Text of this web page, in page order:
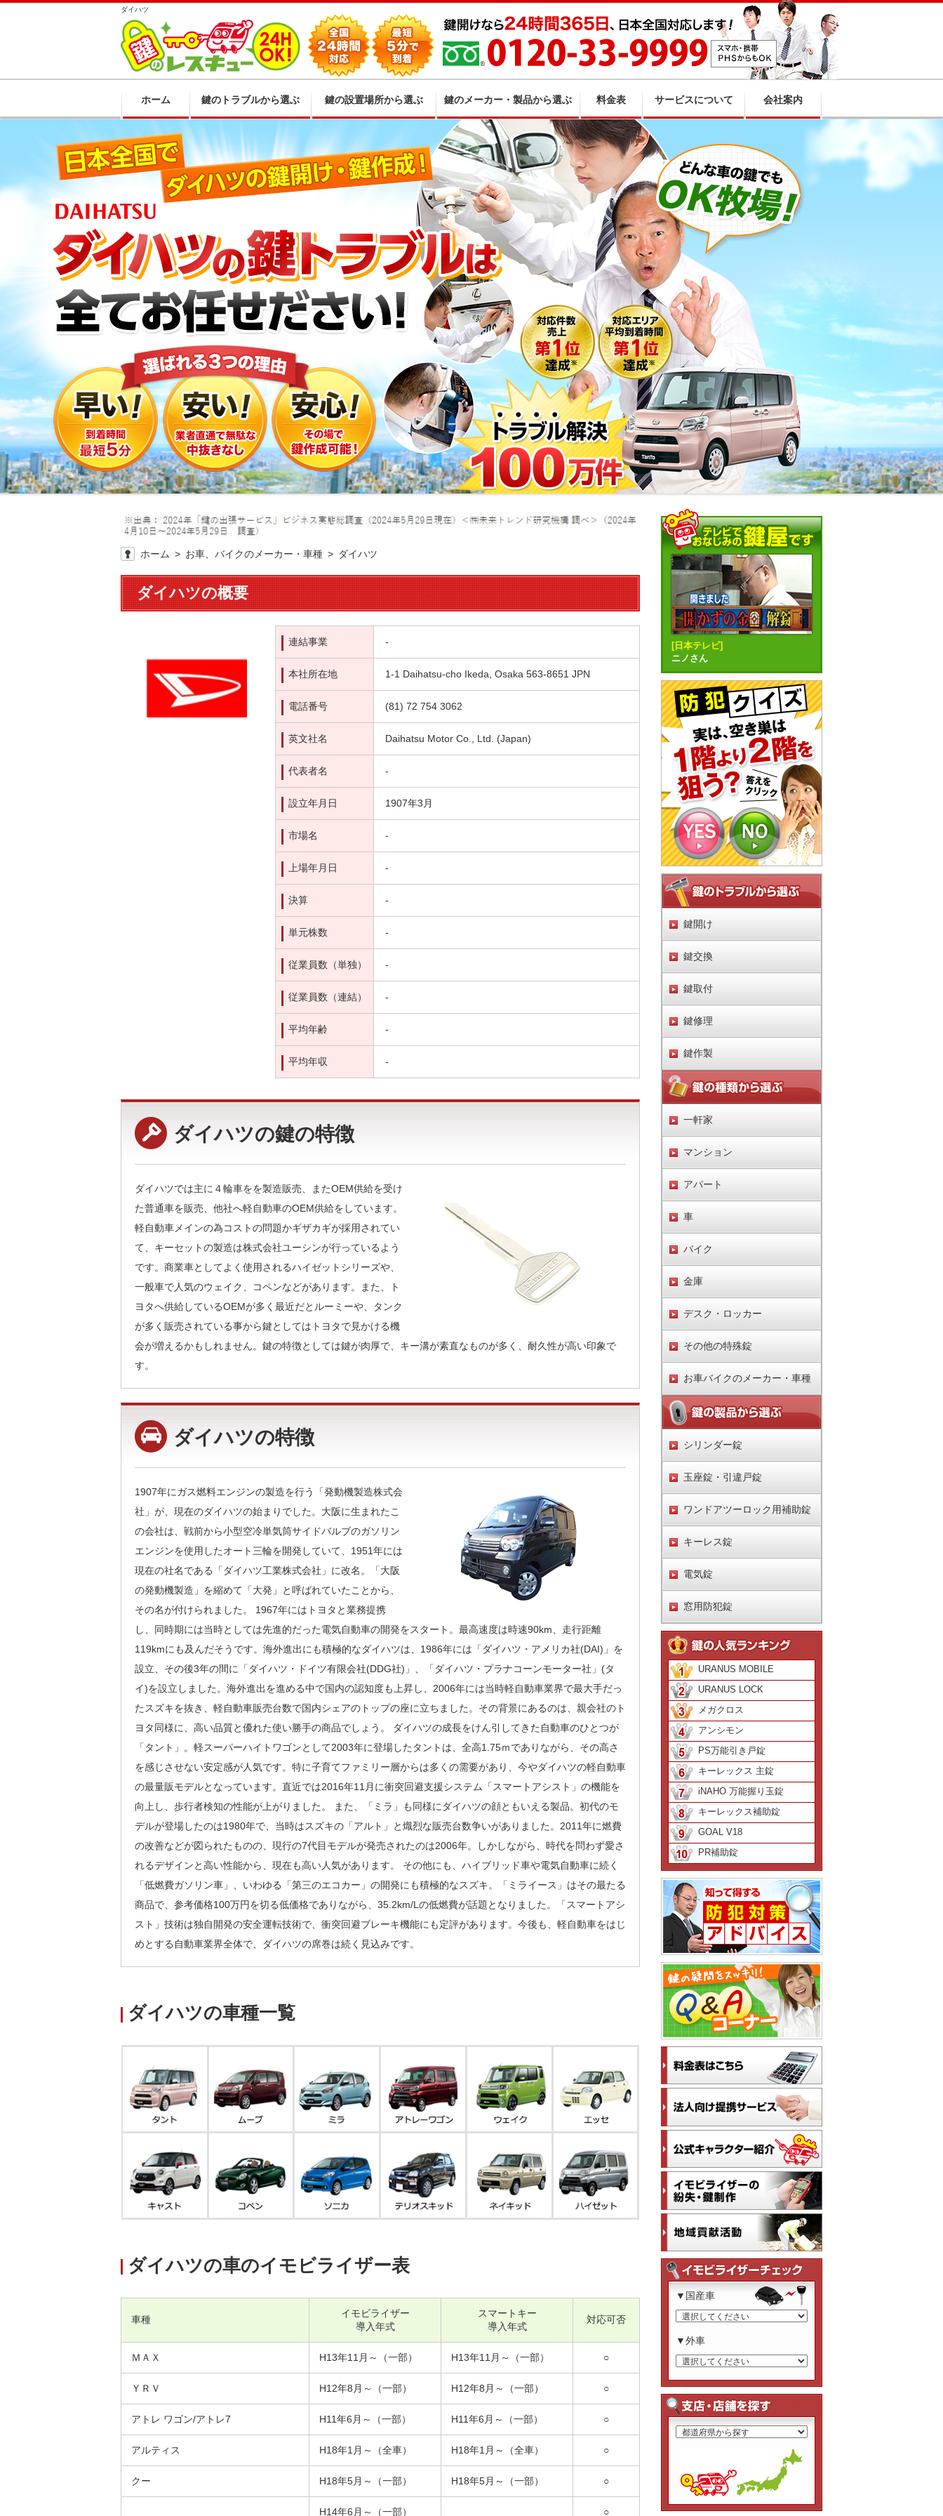
ダイハツ
ホーム 鍵のトラブルから選ぶ 鍵の設置場所から選ぶ 鍵のメーカー・製品から選ぶ 料金表 サービスについて 会社案内
ホーム お車、バイクのメーカー・車種 ダイハツ
ダイハツの概要
連結事業 -
本社所在地 1-1 Daihatsu-cho Ikeda, Osaka 563-8651 JPN
電話番号 (81) 72 754 3062
英文社名 Daihatsu Motor Co., Ltd. (Japan)
代表者名 -
設立年月日 1907年3月
市場名 -
上場年月日 -
決算 -
単元株数 -
従業員数（単独） -
従業員数（連結） -
平均年齢 -
平均年収 -
ダイハツの鍵の特徴
ダイハツでは主に４輪車をを製造販売、またOEM供給を受け
た普通車を販売、他社へ軽自動車のOEM供給をしています。
軽自動車メインの為コストの問題かギザカギが採用されてい
て、キーセットの製造は株式会社ユーシンが行っているよう
です。商業車としてよく使用されるハイゼットシリーズや、
一般車で人気のウェイク、コペンなどがあります。また、ト
ヨタへ供給しているOEMが多く最近だとルーミーや、タンク
が多く販売されている事から鍵としてはトヨタで見かける機
会が増えるかもしれません。鍵の特徴としては鍵が肉厚で、キー溝が素直なものが多く、耐久性が高い印象で
す。
ダイハツの特徴
1907年にガス燃料エンジンの製造を行う「発動機製造株式会
社」が、現在のダイハツの始まりでした。大阪に生まれたこ
の会社は、戦前から小型空冷単気筒サイドバルブのガソリン
エンジンを使用したオート三輪を開発していて、1951年には
現在の社名である「ダイハツ工業株式会社」に改名。「大阪
の発動機製造」を縮めて「大発」と呼ばれていたことから、
その名が付けられました。 1967年にはトヨタと業務提携
し、同時期には当時としては先進的だった電気自動車の開発をスタート。最高速度は時速90km、走行距離
119kmにも及んだそうです。海外進出にも積極的なダイハツは、1986年には「ダイハツ・アメリカ社(DAI)」を
設立、その後3年の間に「ダイハツ・ドイツ有限会社(DDG社)」、「ダイハツ・プラナコーンモーター社」(タ
イ)を設立しました。海外進出を進める中で国内の認知度も上昇し、2006年には当時軽自動車業界で最大手だっ
たスズキを抜き、軽自動車販売台数で国内シェアのトップの座に立ちました。その背景にあるのは、親会社のト
ヨタ同様に、高い品質と優れた使い勝手の商品でしょう。 ダイハツの成長をけん引してきた自動車のひとつが
「タント」。軽スーパーハイトワゴンとして2003年に登場したタントは、全高1.75ｍでありながら、その高さ
を感じさせない安定感が人気です。特に子育てファミリー層からは多くの需要があり、今やダイハツの軽自動車
の最量販モデルとなっています。直近では2016年11月に衝突回避支援システム「スマートアシスト」の機能を
向上し、歩行者検知の性能が上がりました。 また、「ミラ」も同様にダイハツの顔ともいえる製品。初代のモ
デルが登場したのは1980年で、当時はスズキの「アルト」と熾烈な販売台数争いがありました。2011年に燃費
の改善などが図られたものの、現行の7代目モデルが発売されたのは2006年。しかしながら、時代を問わず愛さ
れるデザインと高い性能から、現在も高い人気があります。 その他にも、ハイブリッド車や電気自動車に続く
「低燃費ガソリン車」、いわゆる「第三のエコカー」の開発にも積極的なスズキ。「ミライース」はその最たる
商品で、参考価格100万円を切る低価格でありながら、35.2km/Lの低燃費が話題となりました。「スマートアシ
スト」技術は独自開発の安全運転技術で、衝突回避ブレーキ機能にも定評があります。今後も、軽自動車をはじ
めとする自動車業界全体で、ダイハツの席巻は続く見込みです。
ダイハツの車種一覧
ダイハツの車のイモビライザー表
車種
イモビライザー
導入年式
スマートキー
導入年式
対応可否
ＭＡＸ H13年11月～（一部） H13年11月～（一部） ○
ＹＲＶ H12年8月～（一部） H12年8月～（一部） ○
アトレ ワゴン/アトレ7 H11年6月～（一部） H11年6月～（一部） ○
アルティス H18年1月～（全車） H18年1月～（全車） ○
クー H18年5月～（一部） H18年5月～（一部） ○
H14年6月～（一部） ○
[日本テレビ]
ニノさん
鍵開け
鍵交換
鍵取付
鍵修理
鍵作製
一軒家
マンション
アパート
車
バイク
金庫
デスク・ロッカー
その他の特殊錠
お車バイクのメーカー・車種
シリンダー錠
玉座錠・引違戸錠
ワンドアツーロック用補助錠
キーレス錠
電気錠
窓用防犯錠
URANUS MOBILE
URANUS LOCK
メガクロス
アンシモン
PS万能引き戸錠
キーレックス 主錠
iNAHO 万能握り玉錠
キーレックス補助錠
GOAL V18
PR補助錠
▼国産車
▼外車